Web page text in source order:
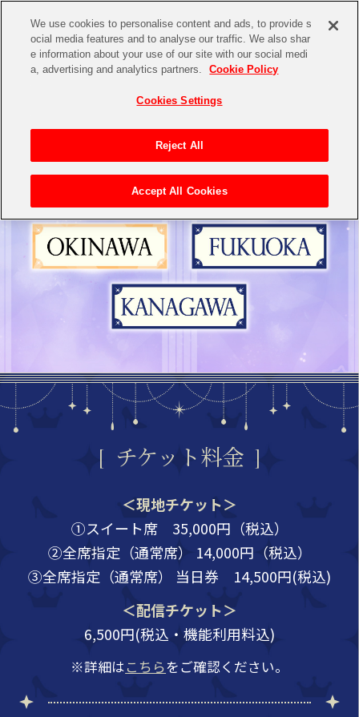
チケット料金
＜現地チケット＞
①スイート席 35,000円（税込）
②全席指定（通常席） 14,000円（税込）
③全席指定（通常席） 当日券 14,500円(税込)
＜配信チケット＞
6,500円(税込・機能利用料込)
※詳細はこちらをご確認ください。
We use cookies to personalise content and ads, to provide s
ocial media features and to analyse our traffic. We also shar
e information about your use of our site with our social medi
a, advertising and analytics partners.
Cookie Policy
Cookies Settings
Reject All
Accept All Cookies